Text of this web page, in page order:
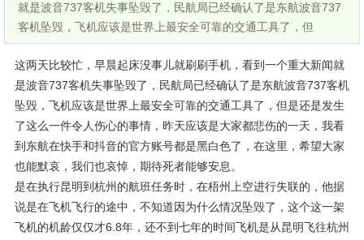
就是波音737客机失事坠毁了，民航局已经确认了是东航波音737
客机坠毁，飞机应该是世界上最安全可靠的交通工具了，但
这两天比较忙，早晨起床没事儿就刷刷手机，看到一个重大新闻就
是波音737客机失事坠毁了，民航局已经确认了是东航波音737客机
坠毁，飞机应该是世界上最安全可靠的交通工具了，但是还是发生
了这么一件令人伤心的事情，昨天应该是大家都悲伤的一天，我看
到东航在快手和抖音的官方账号都是黑白色了，在这里，希望大家
也能默哀，我们也哀悼，期待死者能够安息。
是在执行昆明到杭州的航班任务时，在梧州上空进行失联的，他据
说是在飞机飞行的途中，不知道因为什么情况坠毁了，这个这一架
飞机的机龄仅仅才6.8年，还不到七年的时间飞机是从昆明飞往杭州